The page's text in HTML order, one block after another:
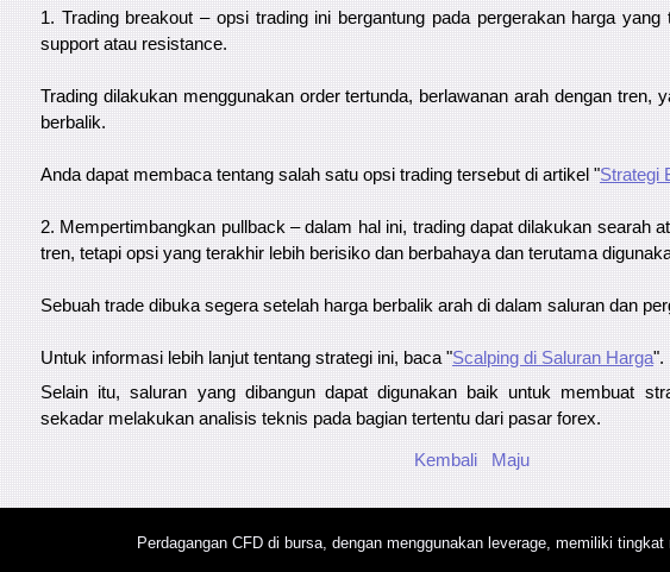
1. Trading breakout – opsi trading ini bergantung pada pergerakan harga
support atau resistance.
Trading dilakukan menggunakan order tertunda, berlawanan arah dengan tren,
berbalik.
Anda dapat membaca tentang salah satu opsi trading tersebut di artikel "Strategi
2. Mempertimbangkan pullback – dalam hal ini, trading dapat dilakukan searah
tren, tetapi opsi yang terakhir lebih berisiko dan berbahaya dan terutama
Sebuah trade dibuka segera setelah harga berbalik arah di dalam saluran dan
Untuk informasi lebih lanjut tentang strategi ini, baca "Scalping di Saluran Harga".
Selain itu, saluran yang dibangun dapat digunakan baik untuk membuat
sekadar melakukan analisis teknis pada bagian tertentu dari pasar forex.
Kembali Maju
Perdagangan CFD di bursa, dengan menggunakan leverage, memiliki